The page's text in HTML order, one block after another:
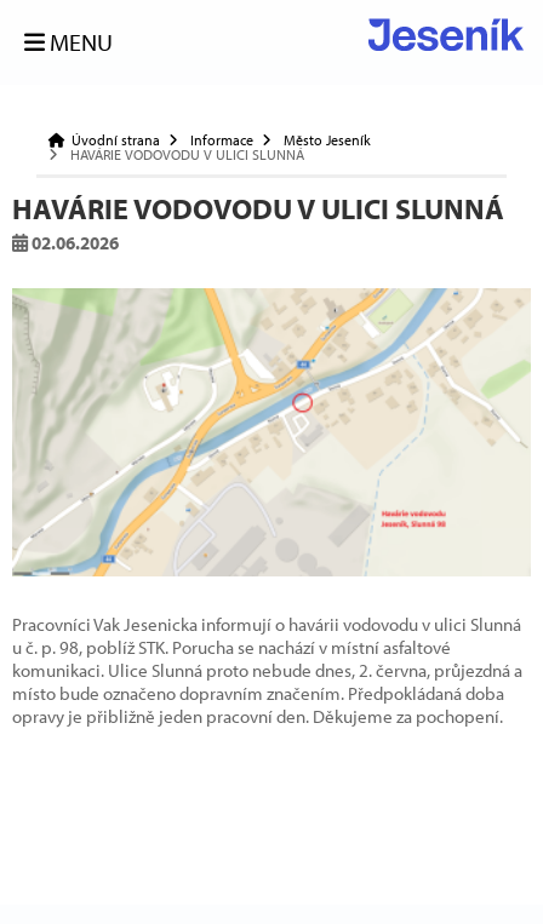
MENU
Úvodní strana Informace
Město Jeseník
HAVÁRIE VODOVODU V ULICI SLUNNÁ
HAVÁRIE VODOVODU V ULICI SLUNNÁ
02.06.2026
Pracovníci Vak Jesenicka informují o havárii vodovodu v ulici Slunná
u č. p. 98, poblíž STK. Porucha se nachází v místní asfaltové
komunikaci. Ulice Slunná proto nebude dnes, 2. června, průjezdná a
místo bude označeno dopravním značením. Předpokládaná doba
opravy je přibližně jeden pracovní den. Děkujeme za pochopení.